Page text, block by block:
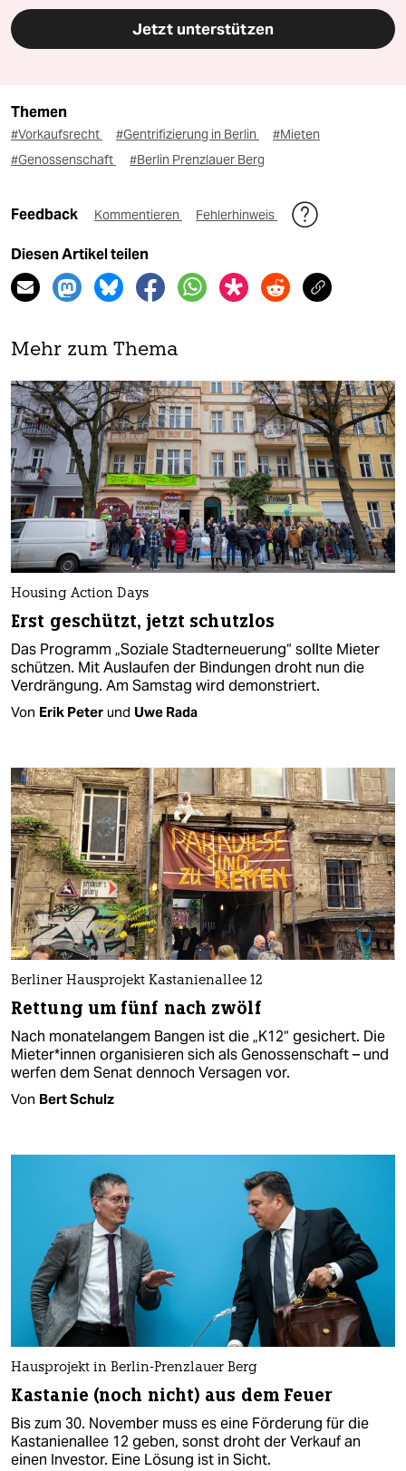
Jetzt unterstützen
Themen
#Vorkaufsrecht #Gentrifizierung in Berlin
#Mieten
#Genossenschaft
#Berlin Prenzlauer Berg
Feedback Kommentieren Fehlerhinweis
Diesen Artikel teilen
Mehr zum Thema
Housing Action Days
Erst geschützt, jetzt schutzlos
Das Programm „Soziale Stadterneuerung“ sollte Mieter
schützen. Mit Auslaufen der Bindungen droht nun die
Verdrängung. Am Samstag wird demonstriert.
Von Erik Peter und Uwe Rada
Berliner Hausprojekt Kastanienallee 12
Rettung um fünf nach zwölf
Nach monatelangem Bangen ist die „K12“ gesichert. Die
Mie­te­r*in­nen organisieren sich als Genossenschaft – und
werfen dem Senat dennoch Versagen vor.
Von Bert Schulz
Hausprojekt in Berlin-Prenzlauer Berg
Kastanie (noch nicht) aus dem Feuer
Bis zum 30. November muss es eine Förderung für die
Kastanienallee 12 geben, sonst droht der Verkauf an
einen Investor. Eine Lösung ist in Sicht.